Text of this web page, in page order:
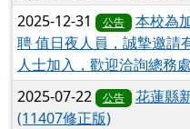
2025-12-31 公告
本校為
聘 值日夜人員，誠摯邀請
人士加入，歡迎洽詢總務處
2025-07-22 公告
花蓮縣
(11407修正版)